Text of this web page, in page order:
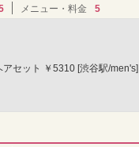
メニュー・料金 5
アセット ￥5310 [渋谷駅/men's]